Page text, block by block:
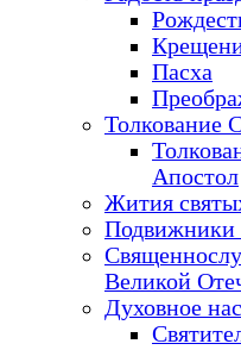
Пасха
Толкование
Апостол
Жития
Подвижники
Великой
Духовное